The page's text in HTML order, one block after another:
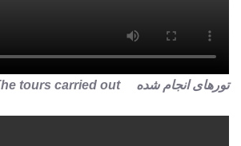
تورهای انجام شده The tours carried out